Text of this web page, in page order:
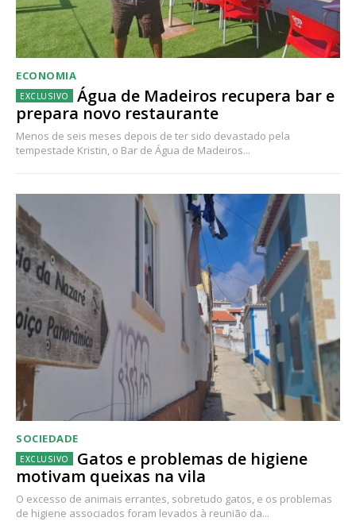
ECONOMIA
Água de Madeiros recupera bar e
prepara novo restaurante
Menos de seis meses depois de ter sido devastado pela
tempestade Kristin, o Bar de Água de Madeiros...
SOCIEDADE
Gatos e problemas de higiene
motivam queixas na vila
O excesso de animais errantes, sobretudo gatos, e os problemas
de higiene associados foram levados à reunião da...